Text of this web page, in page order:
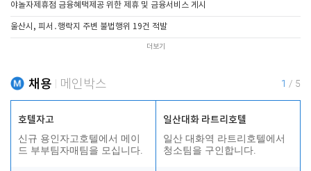
야놀자제휴점 금융혜택제공 위한 제휴 및 금융서비스 게시
울산시, 피서․행락지 주변 불법행위 19건 적발
더보기
채용 메인박스 1 / 5
호텔자고
신규 용인자고호텔에서 메이
드 부부팀자매팀을 모십니다.
일산대화 라트리호텔
일산 대화역 라트리호텔에서
청소팀을 구인합니다.